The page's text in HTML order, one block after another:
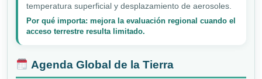
temperatura superficial y desplazamiento de aerosoles.
Por qué importa: mejora la evaluación regional cuando el
acceso terrestre resulta limitado.
Agenda Global de la Tierra